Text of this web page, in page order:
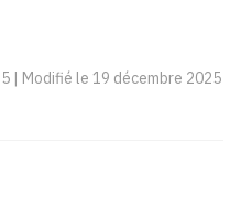
| Modifié le 19 décembre 2025